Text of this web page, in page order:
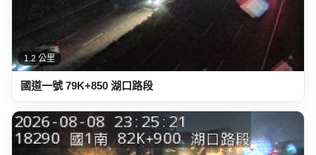
1.2 公里
國道一號 79K+850 湖口路段